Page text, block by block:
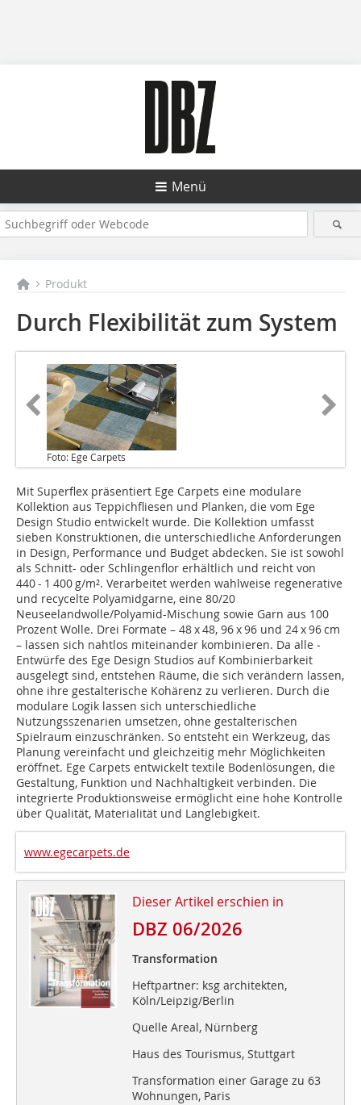
Menü
Produkt
Durch Flexibilität zum System
Foto: Ege Carpets
Mit Superflex präsentiert Ege Carpets eine modulare
Kollektion aus Teppichflie­sen und Planken, die vom Ege
Design Studio entwickelt wurde. Die Kollektion umfasst
sieben Konstruktionen, die unterschiedliche Anforderungen
in Design, Performance und Budget abdecken. Sie ist sowohl
als Schnitt- oder Schlin­genflor erhältlich und reicht von
440 - 1 400 g/m². Verarbeitet werden wahlweise regenerative
und recycelte Polyamidgarne, eine 80/20
Neuseelandwolle/Polya­mid-Mischung sowie Garn aus 100
Prozent Wolle. Drei For­mate – 48 x 48, 96 x 96 und 24 x 96 cm
– lassen sich nahtlos miteinander kombinieren. Da alle ­
Entwürfe des Ege Design Studios auf Kombinierbarkeit
ausgelegt sind, entstehen Räume, die sich verändern lassen,
ohne ihre gestalterische Kohärenz zu verlieren. Durch die
modulare Logik lassen sich unterschiedliche
Nutzungsszenarien um­setzen, ohne gestalterischen
Spielraum einzuschränken. So entsteht ein Werk­zeug, das
Planung vereinfacht und gleichzeitig mehr Möglichkeiten
eröffnet. Ege Carpets entwickelt textile Boden­lösungen, die
Gestaltung, Funktion und Nach­haltigkeit verbinden. Die
integrierte Pro­duk­tionsweise ermöglicht eine hohe Kontrolle
über Qualität, Materialität und Langlebigkeit.
www.egecarpets.de
Dieser Artikel erschien in
DBZ 06/2026
Transformation
Heftpartner: ksg architekten,
Köln/Leipzig/Berlin
Quelle Areal, Nürnberg
Haus des Tourismus, Stuttgart
Transformation einer Garage zu 63
Wohnungen, Paris